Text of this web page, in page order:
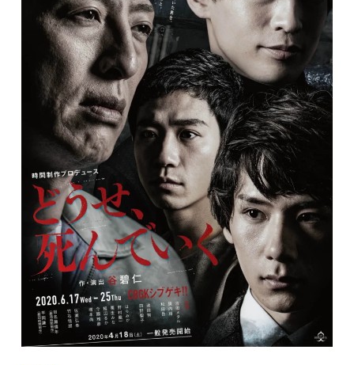
NEWS 最新情報
ARCHIVES
公演履
歴
unrato
主催・共催
企画・制作協力